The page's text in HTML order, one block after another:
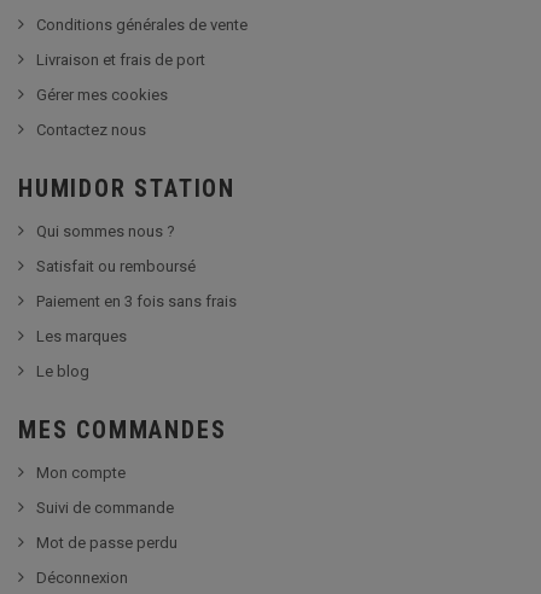
Conditions générales de vente
Livraison et frais de port
Gérer mes cookies
Contactez nous
HUMIDOR STATION
Qui sommes nous ?
Satisfait ou remboursé
Paiement en 3 fois sans frais
Les marques
Le blog
MES COMMANDES
Mon compte
Suivi de commande
Mot de passe perdu
Déconnexion